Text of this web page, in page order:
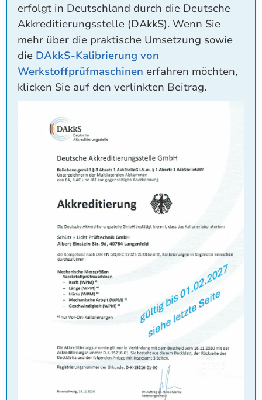
erfolgt in Deutschland durch die Deutsche
Akkreditierungsstelle (DAkkS). Wenn Sie
mehr über die praktische Umsetzung sowie
die DAkkS-Kalibrierung von
Werkstoffprüfmaschinen erfahren möchten,
klicken Sie auf den verlinkten Beitrag.